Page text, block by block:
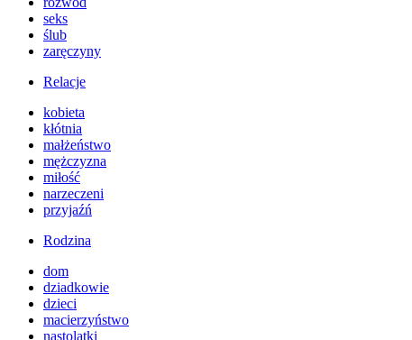
seks
ślub
zaręczyny
Relacje
kobieta
kłótnia
małżeństwo
mężczyzna
miłość
narzeczeni
przyjaźń
Rodzina
dom
dziadkowie
dzieci
macierzyństwo
nastolatki